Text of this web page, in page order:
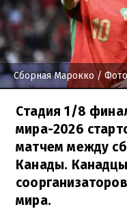
Сборная Марокко /
Стадия 1/8
мира-2026
матчем между
Канады.
мира.